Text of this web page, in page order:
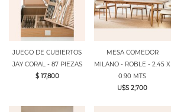
JUEGO DE CUBIERTOS
JAY CORAL - 87 PIEZAS
$ 17,800
MESA COMEDOR
MILANO - ROBLE - 2.45 X
0.90 MTS
U$S 2,700